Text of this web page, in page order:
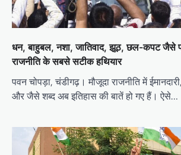
धन, बाहुबल, नशा, जातिवाद, झूठ, छल-कपट जैसे
राजनीति के सबसे सटीक हथियार
पवन चोपड़ा, चंडीगढ़। मौजूदा राजनीति में
और जैसे शब्द अब इतिहास की बातें हो गए हैं। ऐसे…